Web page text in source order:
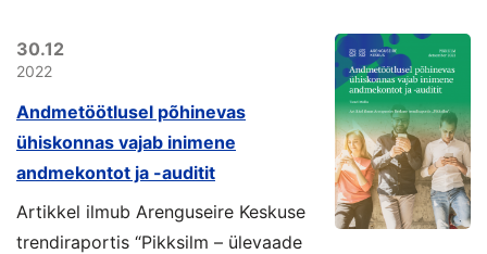
30.12
2022
Andmetöötlusel põhinevas
ühiskonnas vajab inimene
andmekontot ja -auditit
Artikkel ilmub Arenguseire Keskuse
trendiraportis “Pikksilm – ülevaade